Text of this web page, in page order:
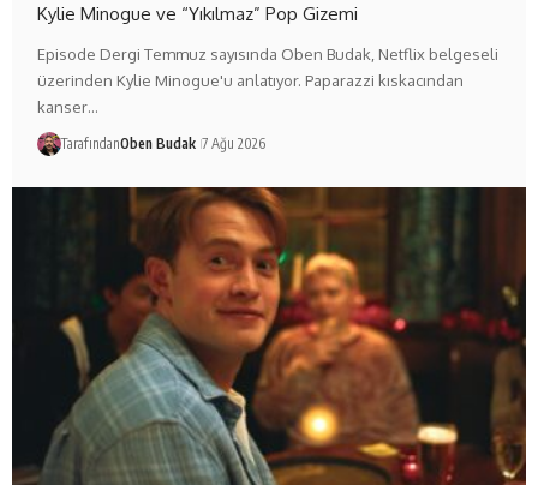
Kylie Minogue ve “Yıkılmaz” Pop Gizemi
Episode Dergi Temmuz sayısında Oben Budak, Netflix belgeseli
üzerinden Kylie Minogue'u anlatıyor. Paparazzi kıskacından
kanser…
TarafındanOben Budak 7 Ağu 2026